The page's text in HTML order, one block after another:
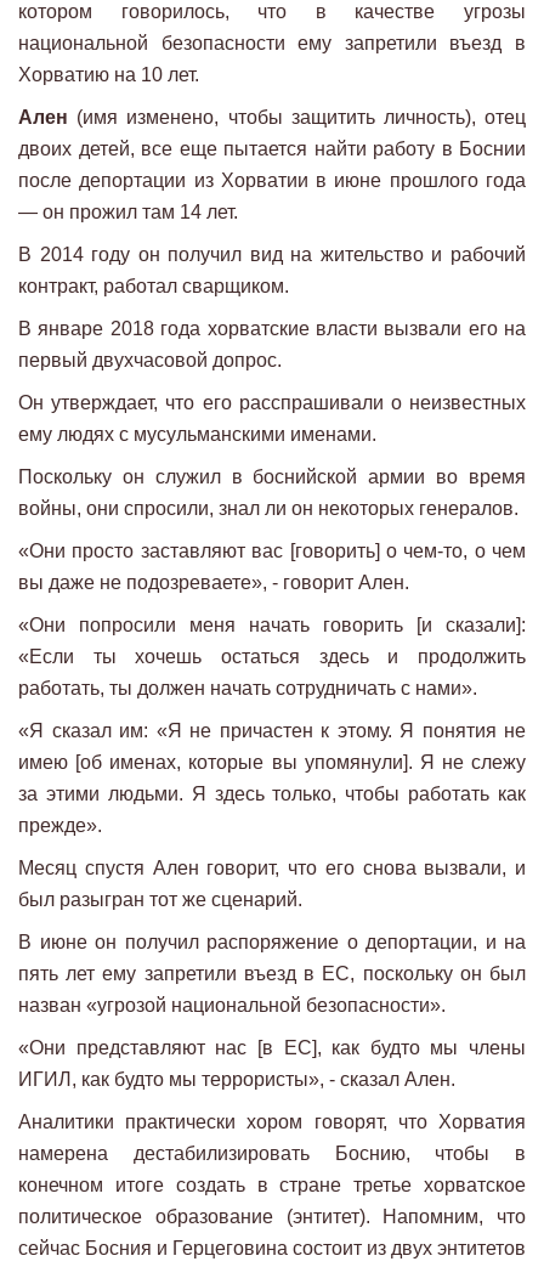
котором говорилось, что в качестве угрозы
национальной безопасности ему запретили въезд в
Хорватию на 10 лет.
Ален (имя изменено, чтобы защитить личность), отец
двоих детей, все еще пытается найти работу в Боснии
после депортации из Хорватии в июне прошлого года
— он прожил там 14 лет.
В 2014 году он получил вид на жительство и рабочий
контракт, работал сварщиком.
В январе 2018 года хорватские власти вызвали его на
первый двухчасовой допрос.
Он утверждает, что его расспрашивали о неизвестных
ему людях с мусульманскими именами.
Поскольку он служил в боснийской армии во время
войны, они спросили, знал ли он некоторых генералов.
«Они просто заставляют вас [говорить] о чем-то, о чем
вы даже не подозреваете», - говорит Ален.
«Они попросили меня начать говорить [и сказали]:
«Если ты хочешь остаться здесь и продолжить
работать, ты должен начать сотрудничать с нами».
«Я сказал им: «Я не причастен к этому. Я понятия не
имею [об именах, которые вы упомянули]. Я не слежу
за этими людьми. Я здесь только, чтобы работать как
прежде».
Месяц спустя Ален говорит, что его снова вызвали, и
был разыгран тот же сценарий.
В июне он получил распоряжение о депортации, и на
пять лет ему запретили въезд в ЕС, поскольку он был
назван «угрозой национальной безопасности».
«Они представляют нас [в ЕС], как будто мы члены
ИГИЛ, как будто мы террористы», - сказал Ален.
Аналитики практически хором говорят, что Хорватия
намерена дестабилизировать Боснию, чтобы в
конечном итоге создать в стране третье хорватское
политическое образование (энтитет). Напомним, что
сейчас Босния и Герцеговина состоит из двух энтитетов